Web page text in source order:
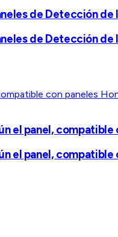
de Detección de
de Detección de
el panel, compatible
el panel, compatible